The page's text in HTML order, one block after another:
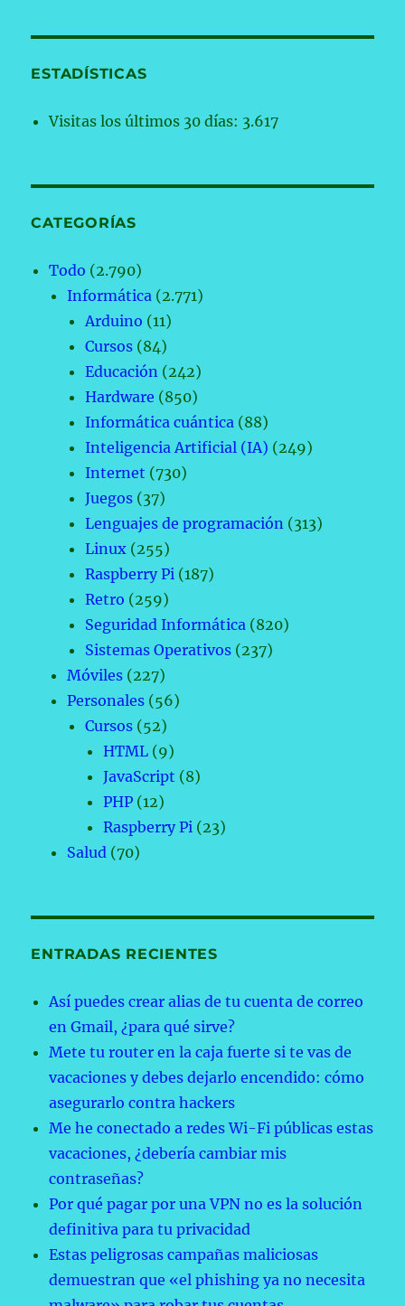
ESTADÍSTICAS
Visitas los últimos 30 días: 3.617
CATEGORÍAS
Todo (2.790)
Informática (2.771)
Arduino (11)
Cursos (84)
Educación (242)
Hardware (850)
Informática cuántica (88)
Inteligencia Artificial (IA) (249)
Internet (730)
Juegos (37)
Lenguajes de programación (313)
Linux (255)
Raspberry Pi (187)
Retro (259)
Seguridad Informática (820)
Sistemas Operativos (237)
Móviles (227)
Personales (56)
Cursos (52)
HTML (9)
JavaScript (8)
PHP (12)
Raspberry Pi (23)
Salud (70)
ENTRADAS RECIENTES
Así puedes crear alias de tu cuenta de correo
en Gmail, ¿para qué sirve?
Mete tu router en la caja fuerte si te vas de
vacaciones y debes dejarlo encendido: cómo
asegurarlo contra hackers
Me he conectado a redes Wi-Fi públicas estas
vacaciones, ¿debería cambiar mis
contraseñas?
Por qué pagar por una VPN no es la solución
definitiva para tu privacidad
Estas peligrosas campañas maliciosas
demuestran que «el phishing ya no necesita